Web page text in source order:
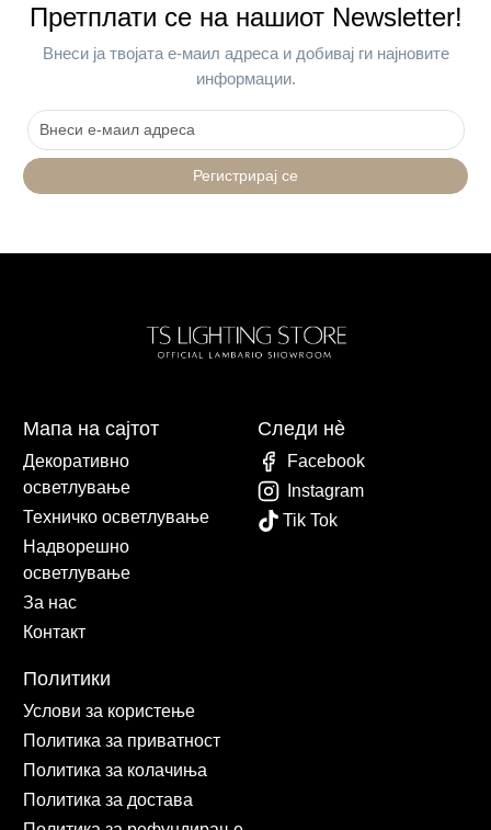
Претплати се на нашиот Newsletter!
Внеси ја твојата е-маил адреса и добивај ги најновите
информации.
Регистрирај се
Мапа на сајтот
Декоративно
осветлување
Техничко осветлување
Надворешно
осветлување
За нас
Контакт
Политики
Услови за користење
Политика за приватност
Политика за колачиња
Политика за достава
Следи нè
Facebook
Instagram
Tik Tok